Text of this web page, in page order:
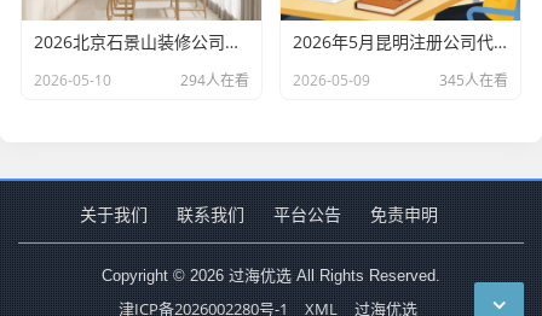
2026北京石景山装修公司口碑排行：老房改造二手房翻新优选评测
2026-05-10 294人在看
2026年5月昆明注册公司代办机构口碑排行，十大财税代理记账机构优选指南
2026-05-09 345人在看
关于我们 联系我们 平台公告 免责申明
Copyright © 2026 过海优选 All Rights Reserved.
津ICP备2026002280号-1 XML 过海优选